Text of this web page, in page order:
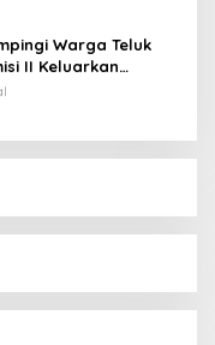
Warga Teluk
II Keluarkan
Konflik Lahan PT